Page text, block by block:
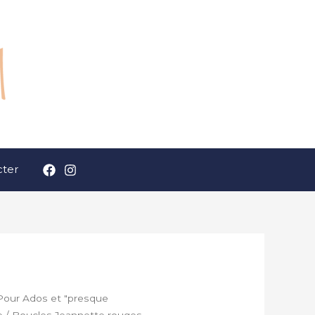
Ados et "presque